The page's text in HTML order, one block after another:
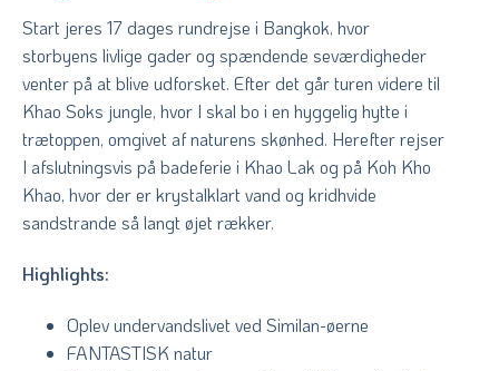
Start jeres 17 dages rundrejse i Bangkok, hvor
storbyens livlige gader og spændende seværdigheder
venter på at blive udforsket. Efter det går turen videre til
Khao Soks jungle, hvor I skal bo i en hyggelig hytte i
trætoppen, omgivet af naturens skønhed. Herefter rejser
I afslutningsvis på badeferie i Khao Lak og på Koh Kho
Khao, hvor der er krystalklart vand og kridhvide
sandstrande så langt øjet rækker.
Highlights:
Oplev undervandslivet ved Similan-øerne
FANTASTISK natur